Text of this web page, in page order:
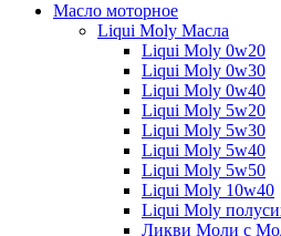
Масло моторное
Liqui Moly Масла
Liqui Moly 0w20
Liqui Moly 0w30
Liqui Moly 0w40
Liqui Moly 5w20
Liqui Moly 5w30
Liqui Moly 5w40
Liqui Moly 5w50
Liqui Moly 10w40
Liqui Moly
Ликви Моли с